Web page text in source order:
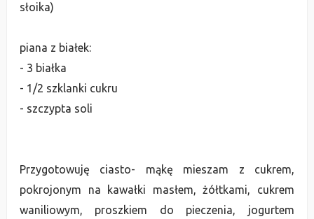
słoika)
piana z białek:
- 3 białka
- 1/2 szklanki cukru
- szczypta soli
Przygotowuję ciasto- mąkę mieszam z cukrem,
pokrojonym na kawałki masłem, żółtkami, cukrem
waniliowym, proszkiem do pieczenia, jogurtem